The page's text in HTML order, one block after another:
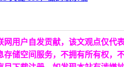
网用户自发贡献，该文观点仅代
存储空间服务，不拥有所有权，